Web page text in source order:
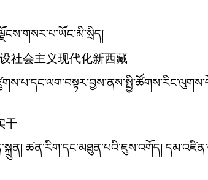
社会主义现代化新西藏
干
ཚན་རིག་དང་མཐུན་པའི་ཇུས་འགོད།